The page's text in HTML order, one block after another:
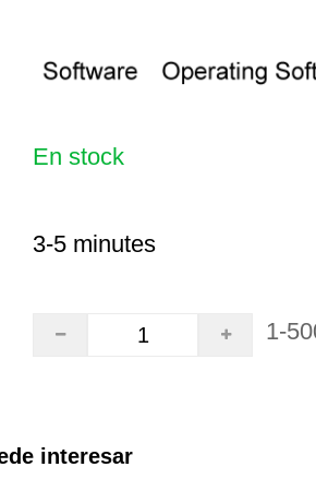
En stock
3-5 minutes
1-
interesar